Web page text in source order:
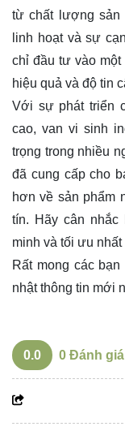
từ chất lượng sản
linh hoạt và sự
chỉ đầu tư vào
hiệu quả và độ tin
Với sự phát triển
cao, van vi sinh
trọng trong nhiều
đã cung cấp cho
hơn về sản phẩm
tín. Hãy cân
minh và tối ưu
Rất mong các
nhật thông tin mới
0.0 0 Đánh giá